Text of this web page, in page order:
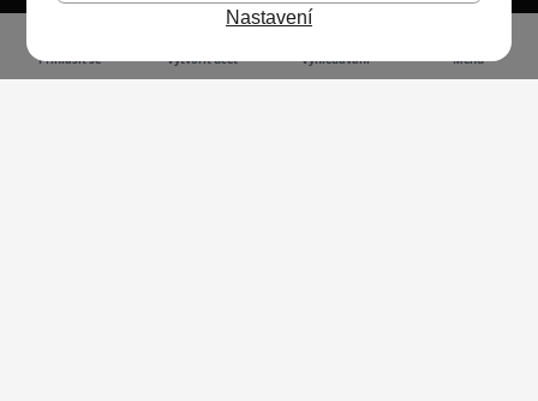
Světlý režim Předvolba systému
Přihlásit se Vytvořit účet Vyhledávání Menu
Nastavení